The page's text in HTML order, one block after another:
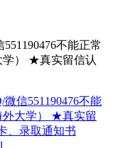
不能正常
） ★真实留信认